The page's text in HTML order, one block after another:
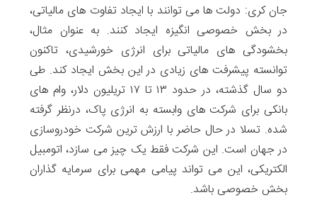
جان کری: دولت ها می توانند با ایجاد تفاوت های مالیاتی،
در بخش خصوصی انگیزه ایجاد کنند. به عنوان مثال،
بخشودگی های مالیاتی برای انرژی خورشیدی، تاکنون
توانسته پیشرفت های زیادی در این بخش ایجاد کند. طی
دو سال گذشته، در حدود ۱۳ تا ۱۷ تریلیون دلار، وام های
بانکی برای شرکت های وابسته به انرژی پاک، درنظر گرفته
شده. تسلا در حال حاضر با ارزش ترین شرکت خودروسازی
در جهان است. این شرکت فقط یک چیز می سازد، اتومبیل
الکتریکی، این می تواند پیامی مهمی برای سرمایه گذاران
بخش خصوصی باشد.